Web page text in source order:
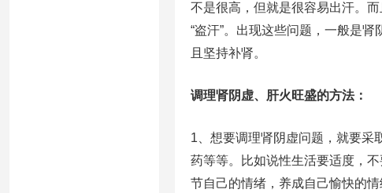
不是很高，但就是很容易出汗。
“盗汗”。出现这些问题，一般是
且坚持补肾。
调理肾阴虚、肝火旺盛的方法：
1、想要调理肾阴虚问题，就要采
药等等。比如说性生活要适度，
节自己的情绪，养成自己愉快的情